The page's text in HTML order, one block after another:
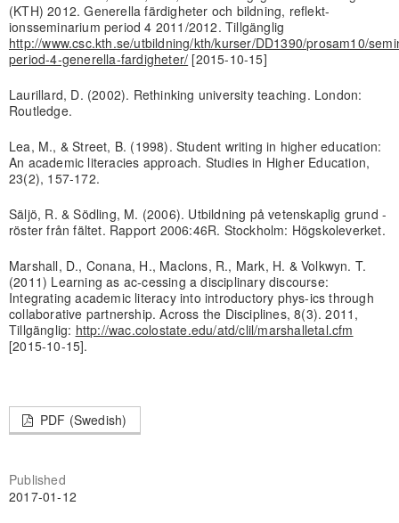
(KTH) 2012. Generella färdigheter och bildning, reflekt-
ionsseminarium period 4 2011/2012. Tillgänglig
http://www.csc.kth.se/utbildning/kth/kurser/DD1390/prosam10/
period-4-generella-fardigheter/ [2015-10-15]
Laurillard, D. (2002). Rethinking university teaching. London:
Routledge.
Lea, M., & Street, B. (1998). Student writing in higher education:
An academic literacies approach. Studies in Higher Education,
23(2), 157-172.
Säljö, R. & Södling, M. (2006). Utbildning på vetenskaplig grund -
röster från fältet. Rapport 2006:46R. Stockholm: Högskoleverket.
Marshall, D., Conana, H., Maclons, R., Mark, H. & Volkwyn. T.
(2011) Learning as ac-cessing a disciplinary discourse:
Integrating academic literacy into introductory phys-ics through
collaborative partnership. Across the Disciplines, 8(3). 2011,
Tillgänglig: http://wac.colostate.edu/atd/clil/marshalletal.cfm
[2015-10-15].
PDF (Swedish)
Published
2017-01-12